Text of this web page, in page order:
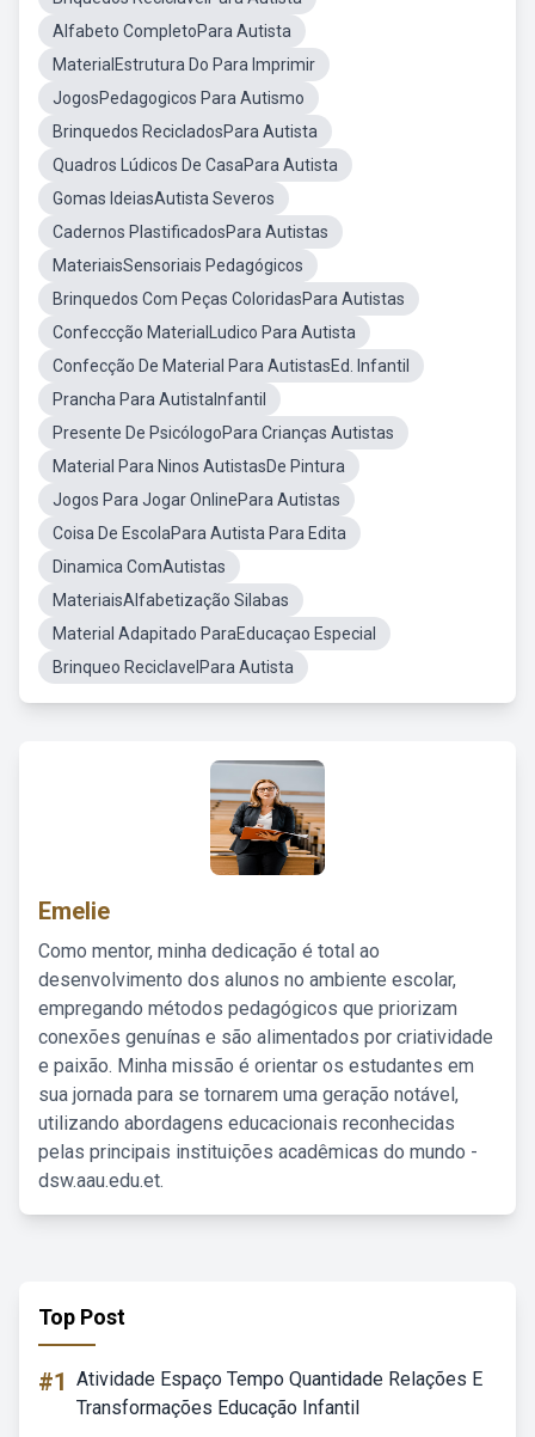
Alfabeto CompletoPara Autista
MaterialEstrutura Do Para Imprimir
JogosPedagogicos Para Autismo
Brinquedos RecicladosPara Autista
Quadros Lúdicos De CasaPara Autista
Gomas IdeiasAutista Severos
Cadernos PlastificadosPara Autistas
MateriaisSensoriais Pedagógicos
Brinquedos Com Peças ColoridasPara Autistas
Confeccção MaterialLudico Para Autista
Confecção De Material Para AutistasEd. Infantil
Prancha Para AutistaInfantil
Presente De PsicólogoPara Crianças Autistas
Material Para Ninos AutistasDe Pintura
Jogos Para Jogar OnlinePara Autistas
Coisa De EscolaPara Autista Para Edita
Dinamica ComAutistas
MateriaisAlfabetização Silabas
Material Adapitado ParaEducaçao Especial
Brinqueo ReciclavelPara Autista
Emelie
Como mentor, minha dedicação é total ao
desenvolvimento dos alunos no ambiente escolar,
empregando métodos pedagógicos que priorizam
conexões genuínas e são alimentados por criatividade
e paixão. Minha missão é orientar os estudantes em
sua jornada para se tornarem uma geração notável,
utilizando abordagens educacionais reconhecidas
pelas principais instituições acadêmicas do mundo -
dsw.aau.edu.et.
Top Post
#1 Atividade Espaço Tempo Quantidade Relações E
Transformações Educação Infantil